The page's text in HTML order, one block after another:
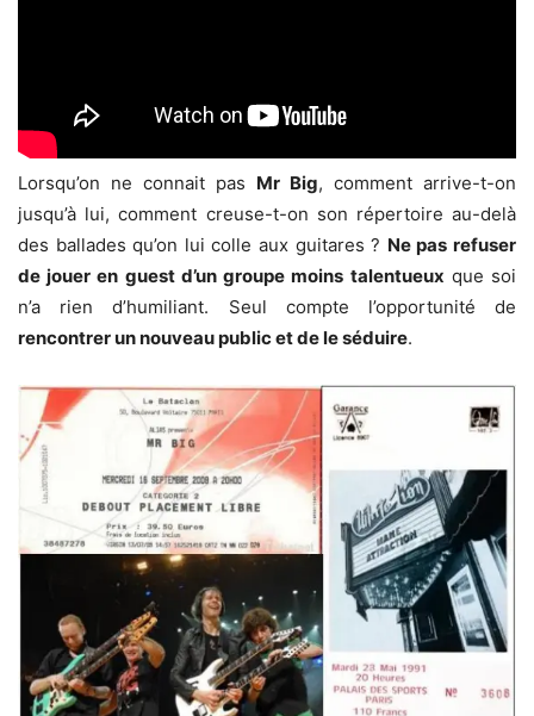
Lorsqu’on ne connait pas Mr Big, comment arrive-t-on
jusqu’à lui, comment creuse-t-on son répertoire au-delà
des ballades qu’on lui colle aux guitares ? Ne pas refuser
de jouer en guest d’un groupe moins talentueux que soi
n’a rien d’humiliant. Seul compte l’opportunité de
rencontrer un nouveau public et de le séduire.